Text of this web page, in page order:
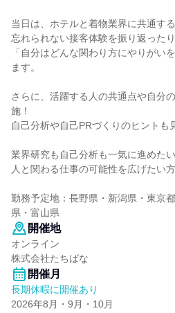
当日は、ホテルと着物業界に共通す
忘れられない接客体験を振り返ったり
「自分はどんな関わり方にやりがい
ます。
さらに、活躍する人の共通点や自分
施！
自己分析や自己PRづくりのヒントも
業界研究も自己分析も一気に進めたい
人と関わる仕事の可能性を広げたい
勤務予定地：長野県・新潟県・東京
県・富山県
開催地
オンライン
株式会社たちばな
開催月
長期休暇に開催あり
2026年8月・9月・10月